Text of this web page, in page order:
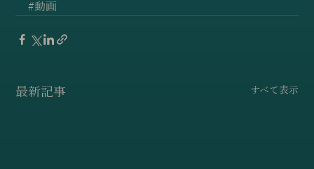
#動画
最新記事 すべて表示